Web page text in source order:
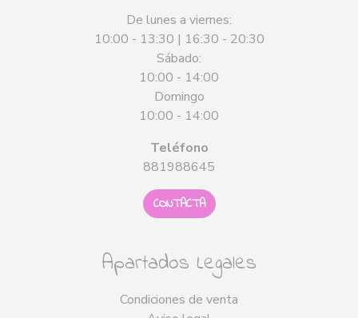
De lunes a viernes:
10:00 - 13:30 | 16:30 - 20:30
Sábado:
10:00 - 14:00
Domingo
10:00 - 14:00
Teléfono
881988645
CONTACTA
Apartados Legales
Condiciones de venta